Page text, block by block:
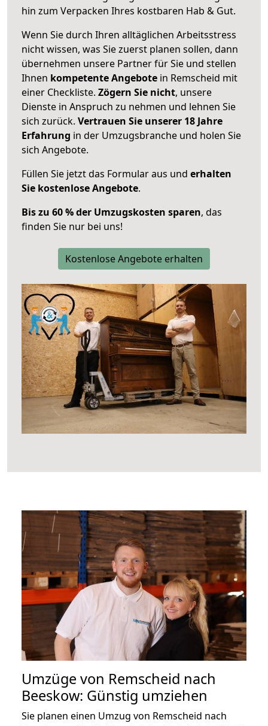
hin zum Verpacken Ihres kostbaren Hab & Gut.
Wenn Sie durch Ihren alltäglichen Arbeitsstress
nicht wissen, was Sie zuerst planen sollen, dann
übernehmen unsere Partner für Sie und stellen
Ihnen kompetente Angebote in Remscheid mit
einer Checkliste. Zögern Sie nicht, unsere
Dienste in Anspruch zu nehmen und lehnen Sie
sich zurück. Vertrauen Sie unserer 18 Jahre
Erfahrung in der Umzugsbranche und holen Sie
sich Angebote.
Füllen Sie jetzt das Formular aus und erhalten
Sie kostenlose Angebote.
Bis zu 60 % der Umzugskosten sparen, das
finden Sie nur bei uns!
Kostenlose Angebote erhalten
Umzüge von Remscheid nach
Beeskow: Günstig umziehen
Sie planen einen Umzug von Remscheid nach